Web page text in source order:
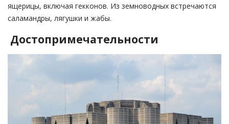
ящерицы, включая гекконов. Из земноводных встречаются
саламандры, лягушки и жабы.
Достопримечательности